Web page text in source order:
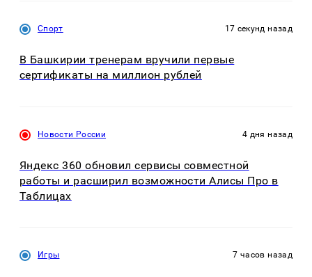
Спорт 17 секунд назад
В Башкирии тренерам вручили первые
сертификаты на миллион рублей
Новости России 4 дня назад
Яндекс 360 обновил сервисы совместной
работы и расширил возможности Алисы Про в
Таблицах
Игры 7 часов назад